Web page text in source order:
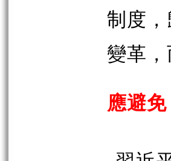
制度
變革
應避